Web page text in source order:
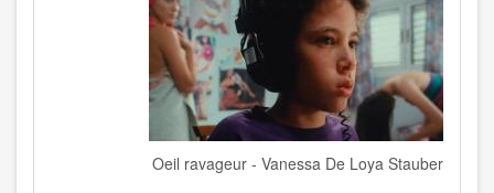
Oeil ravageur - Vanessa De Loya Stauber